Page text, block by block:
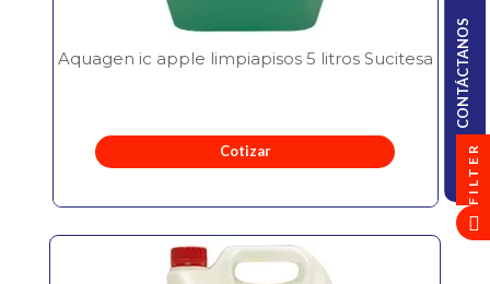
Aquagen ic apple limpiapisos 5 litros Sucitesa
Cotizar
CONTÁCTANOS
FILTER